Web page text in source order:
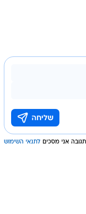
אני מסכים לתנאי השימוש